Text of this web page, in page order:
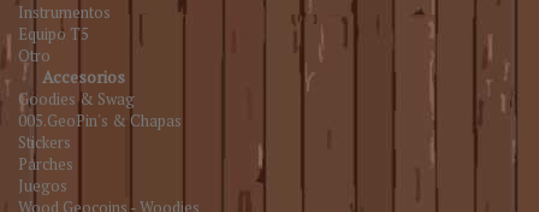
Instrumentos
Equipo T5
Otro
Accesorios
Goodies & Swag
005.GeoPin's & Chapas
Stickers
Parches
Juegos
Wood Geocoins - Woodies